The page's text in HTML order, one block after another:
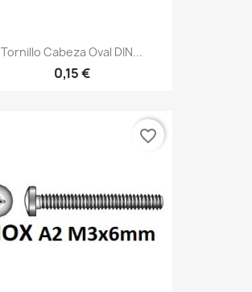
Tornillo Cabeza Oval DIN...
0,15 €
favorite_border